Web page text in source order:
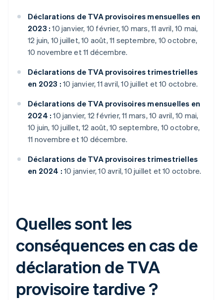
Déclarations de TVA provisoires mensuelles en
2023 : 10 janvier, 10 février, 10 mars, 11 avril, 10 mai,
12 juin, 10 juillet, 10 août, 11 septembre, 10 octobre,
10 novembre et 11 décembre.
Déclarations de TVA provisoires trimestrielles
en 2023 : 10 janvier, 11 avril, 10 juillet et 10 octobre.
Déclarations de TVA provisoires mensuelles en
2024 : 10 janvier, 12 février, 11 mars, 10 avril, 10 mai,
10 juin, 10 juillet, 12 août, 10 septembre, 10 octobre,
11 novembre et 10 décembre.
Déclarations de TVA provisoires trimestrielles
en 2024 : 10 janvier, 10 avril, 10 juillet et 10 octobre.
Quelles sont les
conséquences en cas de
déclaration de TVA
provisoire tardive ?